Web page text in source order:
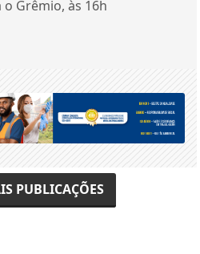
Grêmio, às 16h
PUBLICAÇÕES